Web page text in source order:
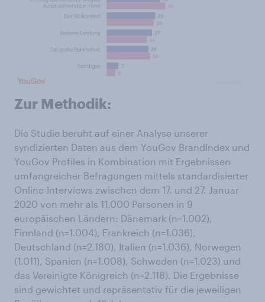
Zur Methodik:
Die Studie beruht auf einer Analyse unserer
syndizierten Daten aus dem YouGov BrandIndex und
YouGov Profiles in Kombination mit Ergebnissen
umfangreicher Befragungen mittels standardisierter
Online-Interviews zwischen dem 17. und 27. Januar
2020 von mehr als 11.000 Personen in 9
europäischen Ländern: Dänemark (n=1.002),
Finnland (n=1.004), Frankreich (n=1.036),
Deutschland (n=2.180), Italien (n=1.036), Norwegen
(1.011), Spanien (n=1.008), Schweden (n=1.023) und
das Vereinigte Königreich (n=2.118). Die Ergebnisse
sind gewichtet und repräsentativ für die jeweiligen